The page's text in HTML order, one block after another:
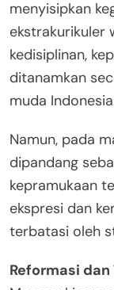
menyisipkan
ekstrakurikuler
kedisiplinan,
ditanamkan
muda
Namun, pada
dipandang
kepramukaan
ekspresi dan
terbatasi oleh
Reformasi